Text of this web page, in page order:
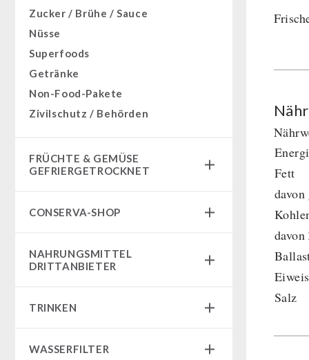
Zucker / Brühe / Sauce
Nüsse
Superfoods
Getränke
Non-Food-Pakete
Zivilschutz / Behörden
FRÜCHTE & GEMÜSE
GEFRIERGETROCKNET
SicherSatt Früchte
CONSERVA-SHOP
Instant Gerichte
CONVAR-7 Tasting Boxes
Tiernahrung
NAHRUNGSMITTEL
DRITTANBIETER
Innova Pakete
TRINKEN
WASSERFILTER
Fett
Salz